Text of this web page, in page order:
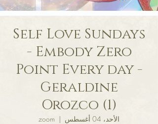
Self Love Sundays
- Embody Zero
Point Every day -
Geraldine
Orozco (1)
الأحد، 04 أغسطس
  |
zoom